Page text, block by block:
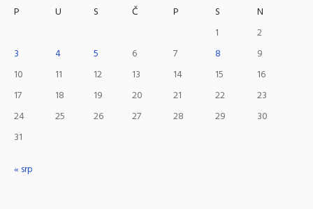
P
U S Č P S
N
1
2
3
4 5 6 7 8
9
10
11 12 13 14 15
16
17
18 19 20 21 22
23
24
25 26 27 28 29
30
31
« srp